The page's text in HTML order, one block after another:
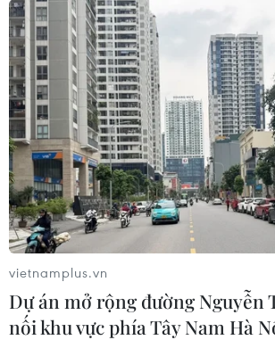
Công an tỉnh Đồng Naiđã tạm đình
minh, làm rõ nội dung vi phạm, đề
theo đúng quy định của pháp luật đối
Tú Anh và Trung tá Nguyễn Quang
vietnamplus.vn
Dự án mở rộng đường Nguyễn
nối khu vực phía Tây Nam Hà